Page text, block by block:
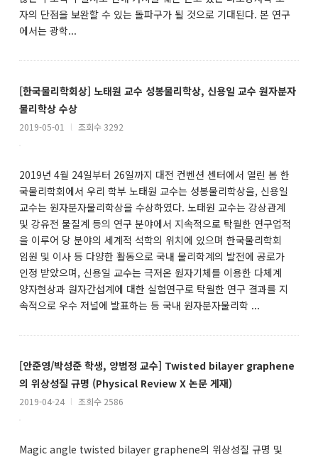
자의 단점을 보완할 수 있는 돌파구가 될 것으로 기대된다. 본 연구
에서는 광학...
[한국물리학회상] 노태원 교수 성봉물리학상, 신용일 교수 원자분자
물리학상 수상
2019-05-01 l 조회수 3292
2019년 4월 24일부터 26일까지 대전 컨벤션 센터에서 열린 봄 한
국물리학회에서 우리 학부 노태원 교수는 성봉물리학상을, 신용일
교수는 원자분자물리학상을 수상하였다. 노태원 교수는 강상관계
및 강유전 물질계 등의 연구 분야에서 지속적으로 탁월한 연구업적
을 이루어 당 분야의 세계적 석학의 위치에 있으며 한국물리학회
임원 및 이사 등 다양한 활동으로 국내 물리학계의 발전에 공로가
인정 받았으며, 신용일 교수는 극저온 원자기체를 이용한 다체계
양자현상과 원자간섭계에 대한 실험연구로 탁월한 연구 결과를 지
속적으로 우수 저널에 발표하는 등 국내 원자분자물리학 ...
[안준영/박성준 학생, 양범정 교수] Twisted bilayer graphene
의 위상성질 규명 (Physical Review X 논문 게재)
2019-04-24 l 조회수 2586
Magic angle twisted bilayer graphene의 위상성질 규명 및